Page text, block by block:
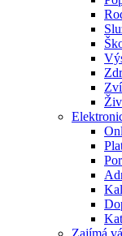
Zajímá